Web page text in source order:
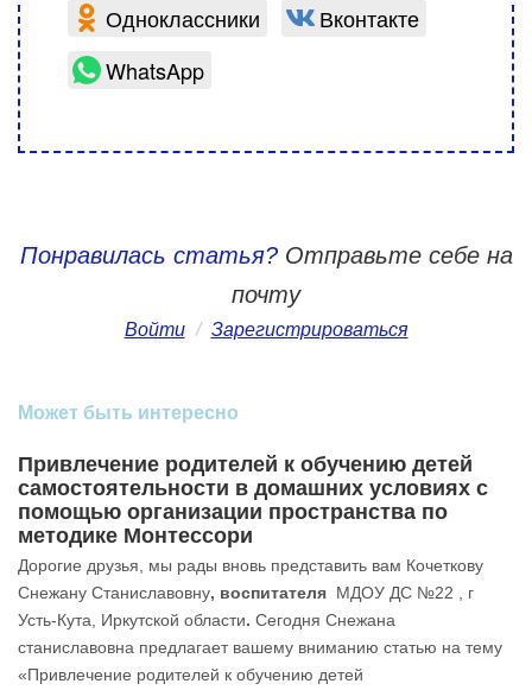
Одноклассники
Вконтакте
WhatsApp
Понравилась статья?Отправьте себе на
почту
Войти / Зарегистрироваться
Может быть интересно
Привлечение родителей к обучению детей
самостоятельности в домашних условиях с
помощью организации пространства по
методике Монтессори
Дорогие друзья, мы рады вновь представить вам Кочеткову
Снежану Станиславовну, воспитателя МДОУ ДС №22 , г
Усть-Кута, Иркутской области. Сегодня Снежана
станиславовна предлагает вашему вниманию статью на тему
«Привлечение родителей к обучению детей